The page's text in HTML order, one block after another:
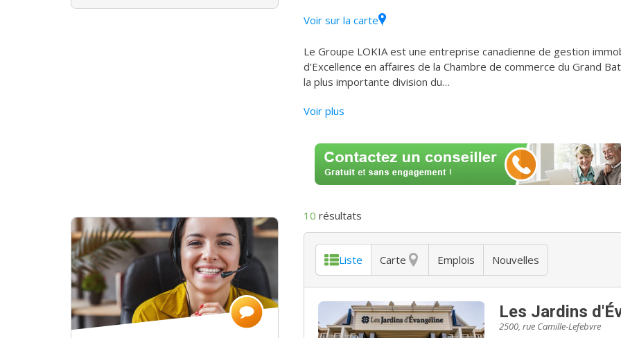
Voir sur la carte
Le Groupe LOKIA est une entreprise canadienne de gestion
d’Excellence en affaires de la Chambre de commerce du Grand
la plus importante division du…
Voir plus
10 résultats
Liste Carte Emplois Nouvelles
Les Jardins
2500, rue Camille-Lefebvre